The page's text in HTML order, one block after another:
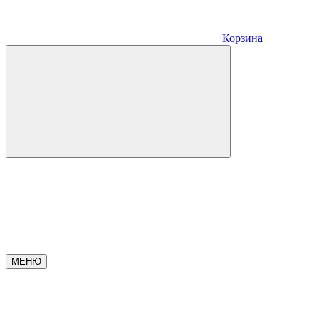
Корзина
МЕНЮ